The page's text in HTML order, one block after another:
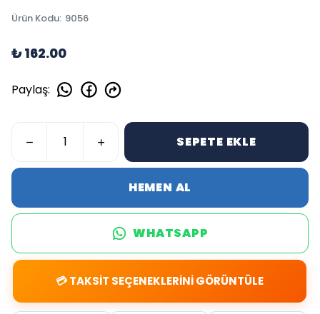
Ürün Kodu: 9056
₺ 162.00
Paylaş:
SEPETE EKLE
HEMEN AL
WHATSAPP
💳 TAKSİT SEÇENEKLERİNİ GÖRÜNTÜLE